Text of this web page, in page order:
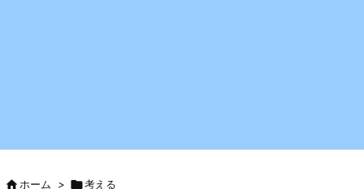
ホーム > 考える